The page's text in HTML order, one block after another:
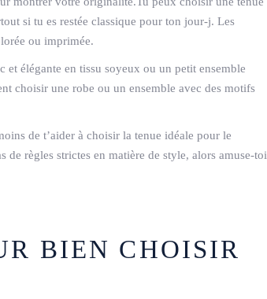
si tu es restée classique pour ton jour-j. Les
ou imprimée.
élégante en tissu soyeux ou un petit ensemble
choisir une robe ou un ensemble avec des motifs
de t’aider à choisir la tenue idéale pour le
règles strictes en matière de style, alors amuse-toi
BIEN CHOISIR